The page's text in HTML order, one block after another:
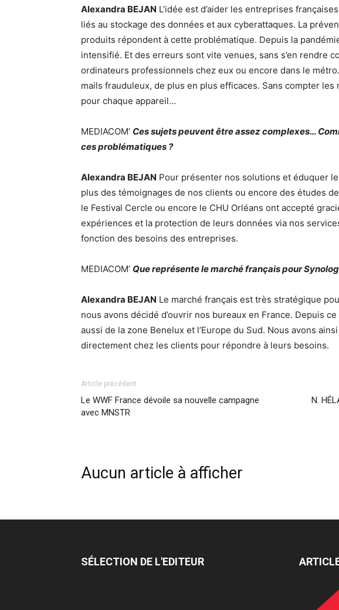
Alexandra BEJAN L’idée est d’aider les entreprises
liés au stockage des données et aux cyberattaques. La
produits répondent à cette problématique. Depuis la
intensifié. Et des erreurs sont vite venues, sans s’en rendre
ordinateurs professionnels chez eux ou encore dans le
mails frauduleux, de plus en plus efficaces. Sans compter
pour chaque appareil…
MEDIACOM’ Ces sujets peuvent être assez complexes…
ces problématiques ?
Alexandra BEJAN Pour présenter nos solutions et éduquer
plus des témoignages de nos clients ou encore des études de
le Festival Cercle ou encore le CHU Orléans ont accepté
expériences et la protection de leurs données via nos
fonction des besoins des entreprises.
MEDIACOM’ Que représente le marché français pour
Alexandra BEJAN Le marché français est très stratégique
nous avons décidé d’ouvrir nos bureaux en France. Depuis
aussi de la zone Benelux et l’Europe du Sud. Nous avons
directement chez les clients pour répondre à leurs besoins.
Article précédent
Le WWF France dévoile sa nouvelle campagne
avec MNSTR
N.
Aucun article à afficher
SÉLECTION DE L'EDITEUR